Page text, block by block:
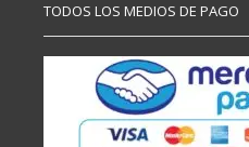
TODOS LOS MEDIOS DE PAGO